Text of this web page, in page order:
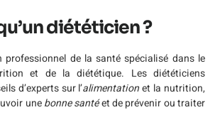
diététicien ?
professionnel de la santé spécialisé dans le
et de la diététique. Les diététiciens
d’experts sur l’alimentationet la nutrition,
unebonne santéet de prévenir ou traiter